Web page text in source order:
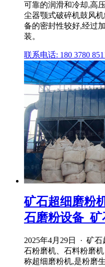
可靠的润滑和冷却,高
尘器颚式破碎机鼓风
备的密封性较好,经过
装。
联系电话: 180 3780
矿石超细磨粉
石磨粉设备_
2025年4月29日 · 矿
石粉磨机、石料粉磨
称超细磨粉机,是粉磨